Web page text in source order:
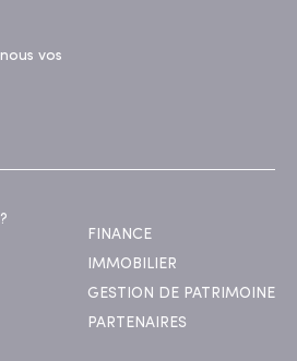
vos
FINANCE
IMMOBILIER
GESTION DE PATRIMOINE
PARTENAIRES